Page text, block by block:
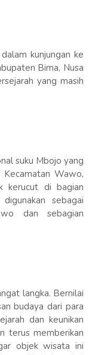
kunjungan ke
Bima, Nusa
yang masih
suku Mbojo yang
Wawo,
kerucut di bagian
sebagai
dan sebagian
langka. Bernilai
budaya dari para
dan keunikan
terus memberikan
objek wisata ini